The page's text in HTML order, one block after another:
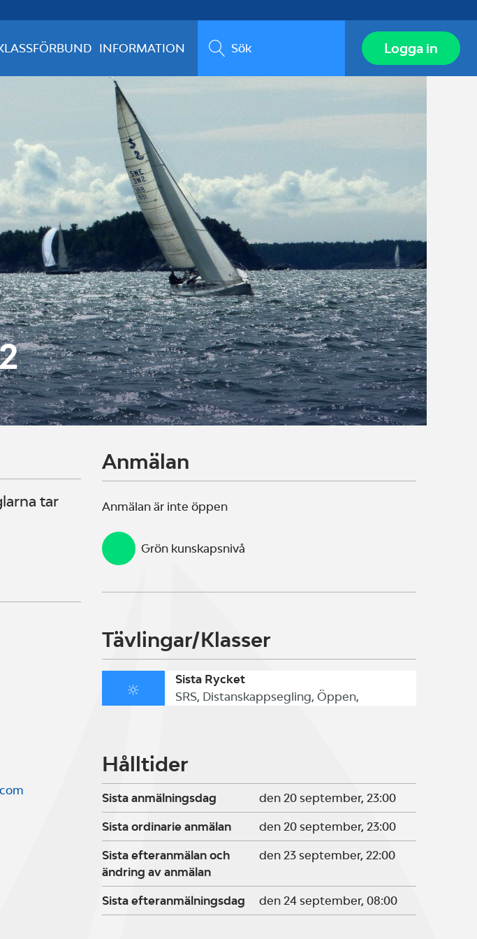
INFORMATION Sök Logga in
tar
Anmälan
Anmälan är inte öppen
Grön kunskapsnivå
Tävlingar/Klasser
Sista Rycket
SRS, Distanskappsegling, Öppen,
Hålltider
Sista anmälningsdag den 20 september, 23:00
Sista ordinarie anmälan den 20 september, 23:00
Sista efteranmälan och
ändring av anmälan
den 23 september, 22:00
Sista efteranmälningsdag den 24 september, 08:00